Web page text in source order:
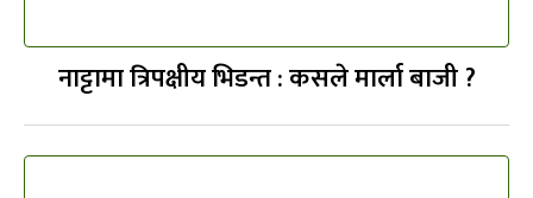
नाट्टामा त्रिपक्षीय भिडन्त : कसले मार्ला बाजी ?